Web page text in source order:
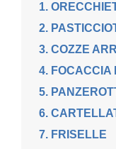
1.
2.
3. COZZE
4. FOCACCIA
5.
6.
7. FRISELLE